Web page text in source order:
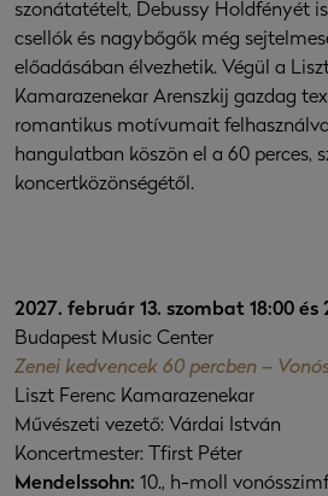
szonátatételt, Debussy Holdfényét
csellók és nagybőgők még
előadásában élvezhetik. Végül a
Kamarazenekar Arenszkij gazdag
romantikus motívumait
hangulatban köszön el a 60 perces,
koncertközönségétől.
2027. február 13. szombat 18:00 és
Budapest Music Center
Zenei kedvencek 60 percben –
Liszt Ferenc Kamarazenekar
Művészeti vezető: Várdai István
Koncertmester: Tfirst Péter
Mendelssohn: 10., h-moll